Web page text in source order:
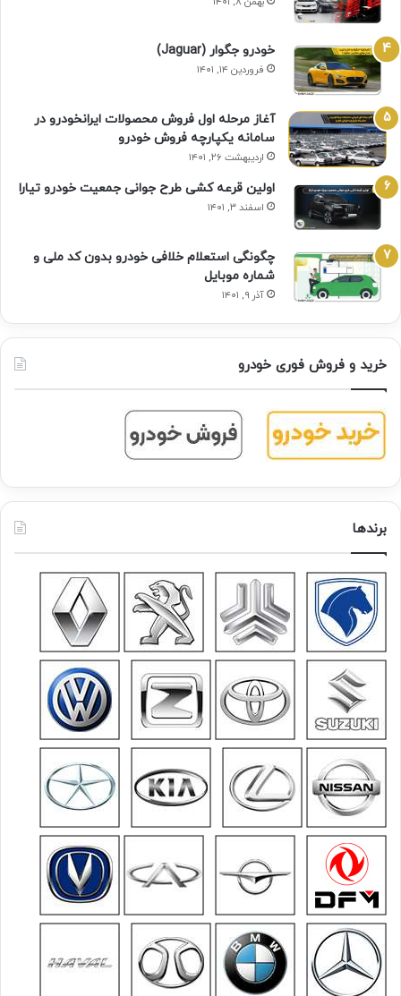
خودرو جگوار (Jaguar)
فروردین ۱۴, ۱۴۰۱
آغاز مرحله اول فروش محصولات ایرانخودرو در
سامانه یکپارچه فروش خودرو
اردیبهشت ۲۶, ۱۴۰۱
اولین قرعه‌ کشی طرح جوانی جمعیت خودرو تیارا
اسفند ۳, ۱۴۰۱
چگونگی استعلام خلافی خودرو بدون کد ملی و
شماره موبایل
آذر ۹, ۱۴۰۱
خرید و فروش فوری خودرو
برندها